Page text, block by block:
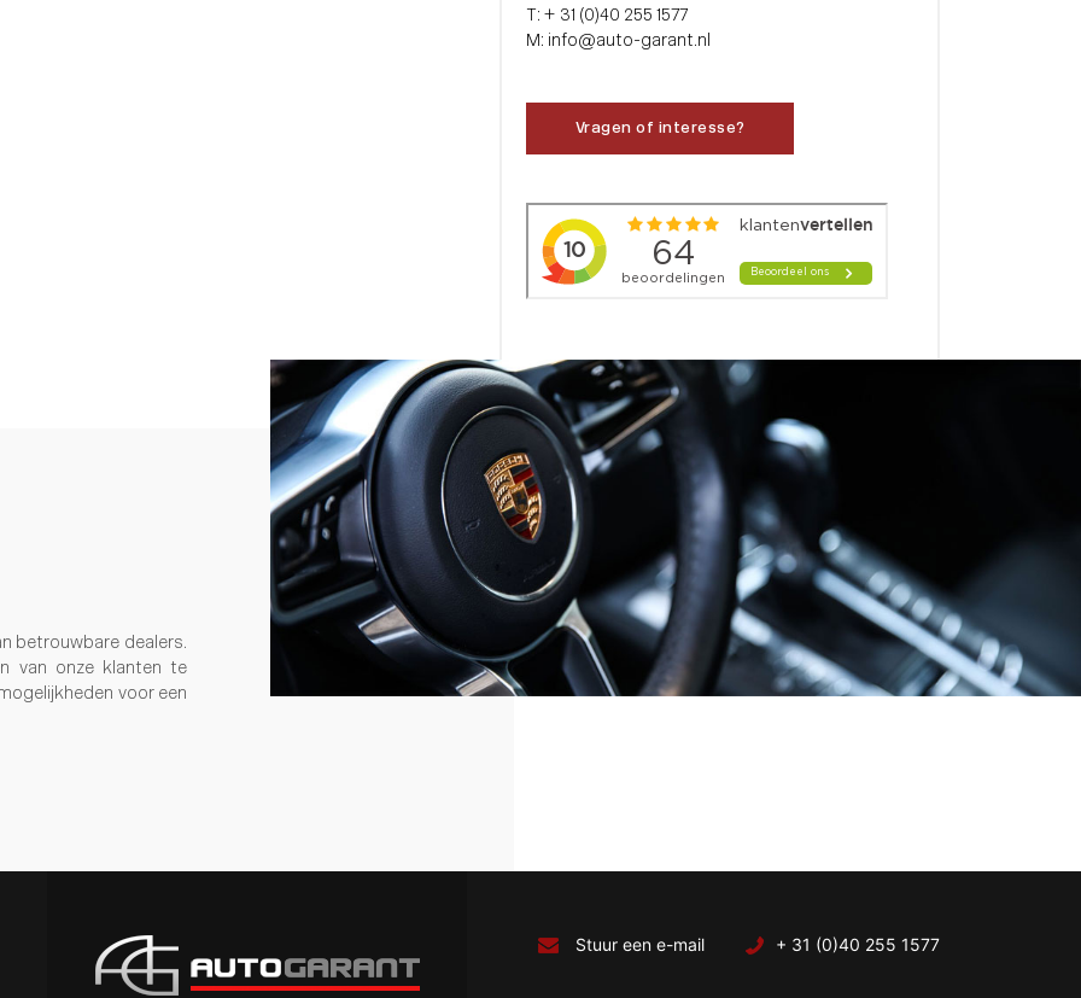
T: + 31 (0)40 255 1577
M: info@auto-garant.nl
Vragen of interesse?
betrouwbare dealers.
van onze klanten te
voor een
Stuur een e-mail + 31 (0)40 255 1577